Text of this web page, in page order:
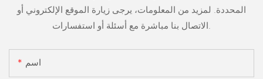
المحددة. لمزيد من المعلومات، يرجى زيارة الموقع الإلكتروني أو
اسم